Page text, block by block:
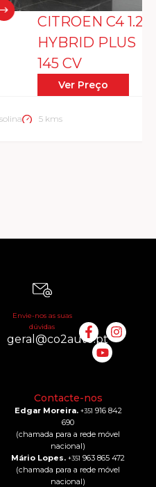
CITROEN C4 1.2
HYBRID PLUS
145 CV
Ver Preço
5 kms
Contacte-nos
Edgar Moreira. +351 916 842
690
(chamada para a rede móvel
nacional)
Mário Lopes. +351 963 865 472
(chamada para a rede móvel
nacional)
Envie-nos as suas
dúvidas
geral@co2auto.pt